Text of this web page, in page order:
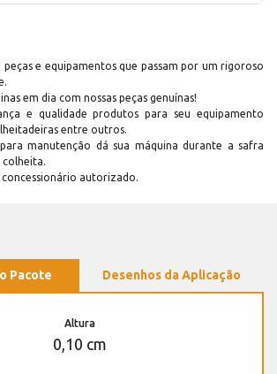
e equipamentos que passam por um rigoroso
em dia com nossas peças genuínas!
e qualidade produtos para seu equipamento
entre outros.
manutenção dá sua máquina durante a safra
colheita.
autorizado.
Pacote Desenhos da Aplicação
Altura
0,10 cm